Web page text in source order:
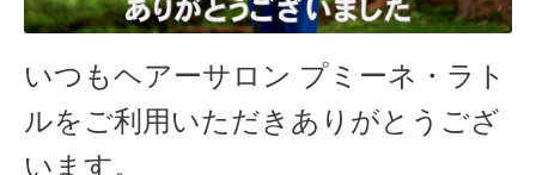
いつもヘアーサロン プミーネ・ラト
ルをご利用いただきありがとうござ
います。